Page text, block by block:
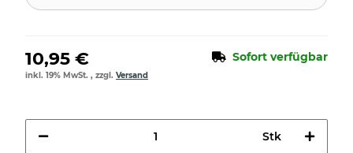
10,95 € Sofort verfügbar
inkl. 19% MwSt. , zzgl. Versand
Stk